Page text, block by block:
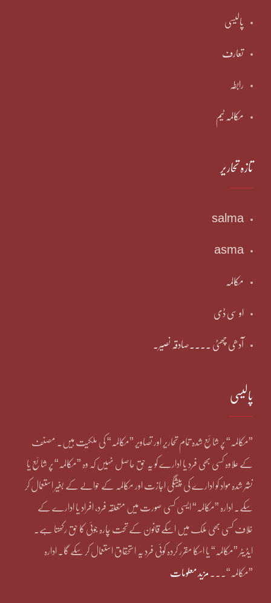
پالیسی
تعارف
رابطہ
مکالمہ ٹیم
تازہ تحاریر
salma
asma
مکالمہ
او سی ڈی
آدھی چھٹی ۔۔۔۔صادقہ نصیر۔
پالیسی
”مکالمہ“ پر شائع شدہ تمام تحاریر اور تصاویر ”مکالمہ“ کی ملکیت ہیں۔ مصنف
کے علاوہ کسی بھی فرد یا ادارے کو یہ حق حاصل نہیں کہ وہ ”مکالمہ“ پر شائع یا
نشر شدہ مواد کو ادارے کی پیشگی اجازت اور مکالمہ کے حوالے کے بغیر استعمال کر
سکے۔ ادارہ ”مکالمہ“ ایسی کسی صورت میں متعلقہ فرد، افراد یا ادارے کے
خلاف کسی بھی ملک میں اسکے قانون کے تحت چارہ جوئی کا حق رکھتا ہے۔
ایڈیٹر ”مکالمہ“ یا اسکا مقرر کردہ کوئی فرد یہ استحقاق استعمال کر سکے گا۔ ادارہ
”مکالمہ“۔۔۔ مزید معلومات